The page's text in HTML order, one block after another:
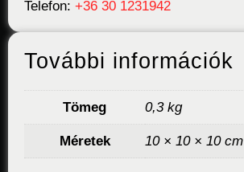
Telefon: +36 30 1231942
További információk
Tömeg 0,3 kg
Méretek 10 × 10 × 10 cm